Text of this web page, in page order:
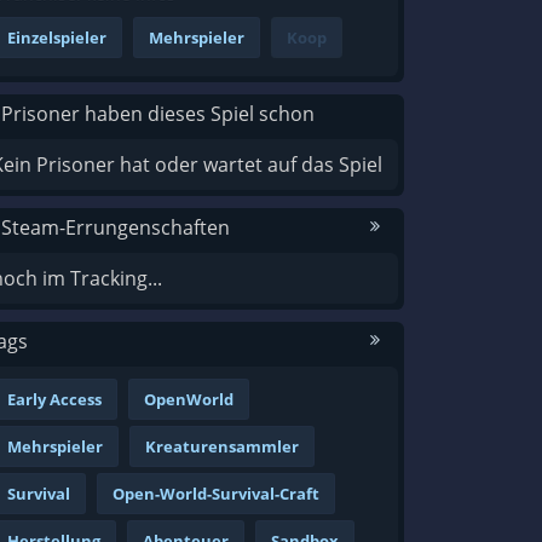
Einzelspieler Mehrspieler Koop
haben dieses Spiel schon
Prisoner hat oder wartet auf das Spiel
Errungenschaften
im Tracking...
Early Access OpenWorld
Mehrspieler Kreaturensammler
Survival Open-World-Survival-Craft